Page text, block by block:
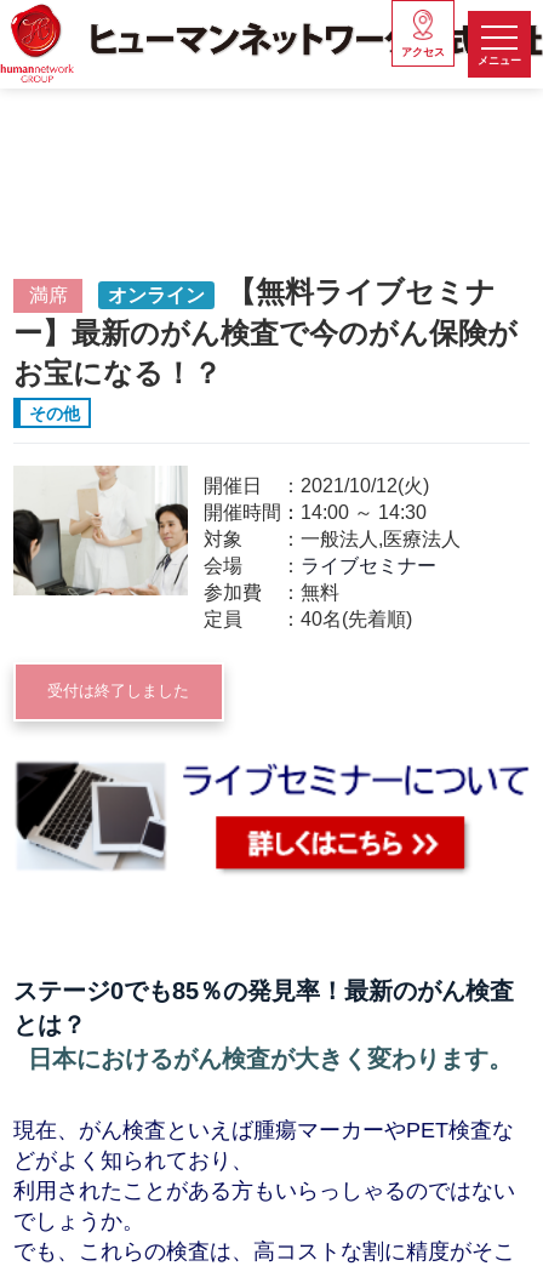
メニュー
アクセス
満席 オンライン
【無料ライブセミナ
ー】最新のがん検査で今のがん保険が
お宝になる！？
その他
開催日
2021/10/12(火)
開催時間： 14:00～ 14:30
対象
一般法人,医療法人
会場
ライブセミナー
参加費
無料
定員
40名(先着順)
受付は終了しました
ステージ0でも85％の発見率！最新のがん検査
とは？
日本におけるがん検査が大きく変わります。
現在、がん検査といえば腫瘍マーカーやPET検査な
どがよく知られており、
利用されたことがある方もいらっしゃるのではない
でしょうか。
でも、これらの検査は、高コストな割に精度がそこ